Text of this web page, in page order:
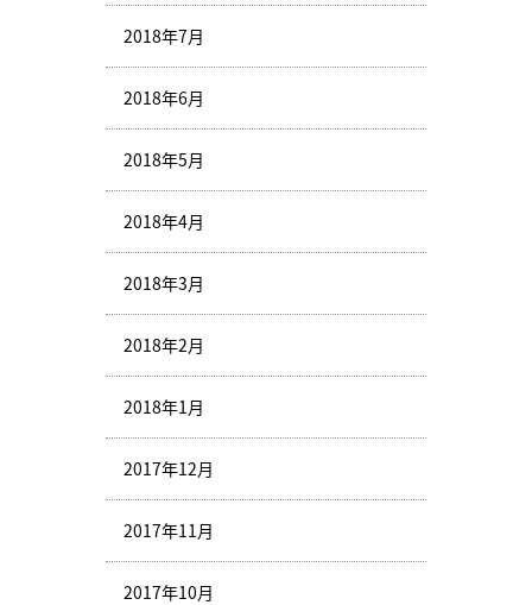
2018年7月
2018年6月
2018年5月
2018年4月
2018年3月
2018年2月
2018年1月
2017年12月
2017年11月
2017年10月